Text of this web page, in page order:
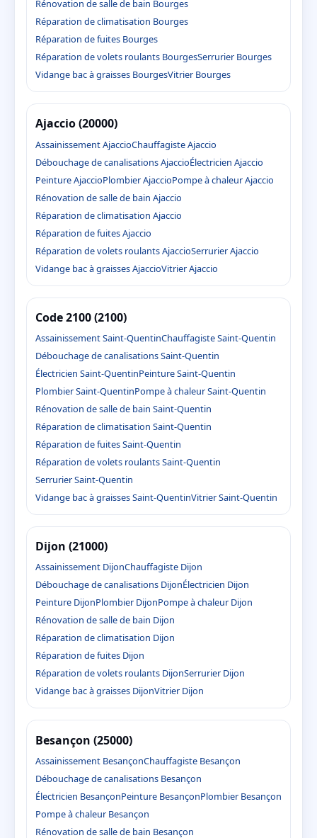
Rénovation de salle de bain Bourges
Réparation de climatisation Bourges
Réparation de fuites Bourges
Réparation de volets roulants BourgesSerrurier Bourges
Vidange bac à graisses BourgesVitrier Bourges
Ajaccio (20000)
Assainissement AjaccioChauffagiste Ajaccio
Débouchage de canalisations AjaccioÉlectricien Ajaccio
Peinture AjaccioPlombier AjaccioPompe à chaleur Ajaccio
Rénovation de salle de bain Ajaccio
Réparation de climatisation Ajaccio
Réparation de fuites Ajaccio
Réparation de volets roulants AjaccioSerrurier Ajaccio
Vidange bac à graisses AjaccioVitrier Ajaccio
Code 2100 (2100)
Assainissement Saint-QuentinChauffagiste Saint-Quentin
Débouchage de canalisations Saint-Quentin
Électricien Saint-QuentinPeinture Saint-Quentin
Plombier Saint-QuentinPompe à chaleur Saint-Quentin
Rénovation de salle de bain Saint-Quentin
Réparation de climatisation Saint-Quentin
Réparation de fuites Saint-Quentin
Réparation de volets roulants Saint-Quentin
Serrurier Saint-Quentin
Vidange bac à graisses Saint-QuentinVitrier Saint-Quentin
Dijon (21000)
Assainissement DijonChauffagiste Dijon
Débouchage de canalisations DijonÉlectricien Dijon
Peinture DijonPlombier DijonPompe à chaleur Dijon
Rénovation de salle de bain Dijon
Réparation de climatisation Dijon
Réparation de fuites Dijon
Réparation de volets roulants DijonSerrurier Dijon
Vidange bac à graisses DijonVitrier Dijon
Besançon (25000)
Assainissement BesançonChauffagiste Besançon
Débouchage de canalisations Besançon
Électricien BesançonPeinture BesançonPlombier Besançon
Pompe à chaleur Besançon
Rénovation de salle de bain Besançon